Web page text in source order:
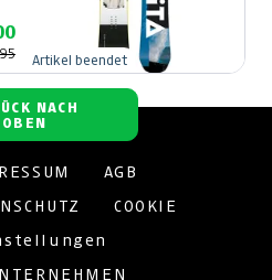
Artikel beendet
NACH
OBEN
AGB
COOKIE